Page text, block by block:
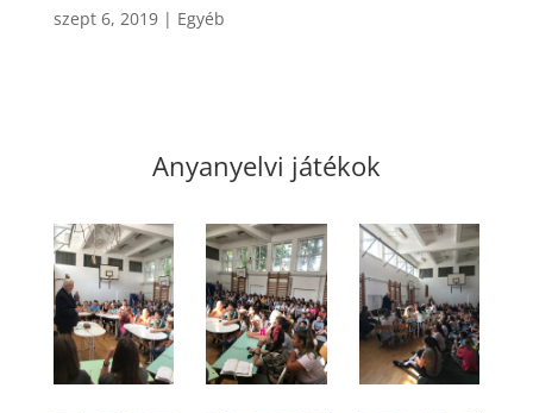
szept 6, 2019| Egyéb
Anyanyelvi játékok